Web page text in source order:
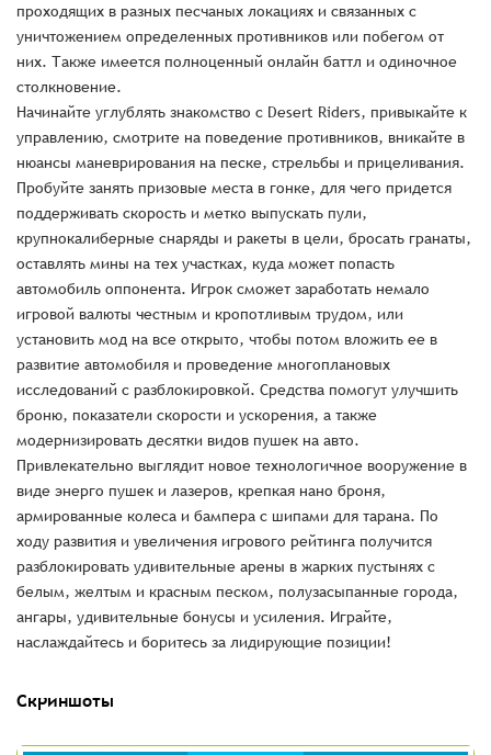
проходящих в разных песчаных локациях и связанных с
уничтожением определенных противников или побегом от
них. Также имеется полноценный онлайн баттл и одиночное
столкновение.
Начинайте углублять знакомство с Desert Riders, привыкайте к
управлению, смотрите на поведение противников, вникайте в
нюансы маневрирования на песке, стрельбы и прицеливания.
Пробуйте занять призовые места в гонке, для чего придется
поддерживать скорость и метко выпускать пули,
крупнокалиберные снаряды и ракеты в цели, бросать гранаты,
оставлять мины на тех участках, куда может попасть
автомобиль оппонента. Игрок сможет заработать немало
игровой валюты честным и кропотливым трудом, или
установить мод на все открыто, чтобы потом вложить ее в
развитие автомобиля и проведение многоплановых
исследований с разблокировкой. Средства помогут улучшить
броню, показатели скорости и ускорения, а также
модернизировать десятки видов пушек на авто.
Привлекательно выглядит новое технологичное вооружение в
виде энерго пушек и лазеров, крепкая нано броня,
армированные колеса и бампера с шипами для тарана. По
ходу развития и увеличения игрового рейтинга получится
разблокировать удивительные арены в жарких пустынях с
белым, желтым и красным песком, полузасыпанные города,
ангары, удивительные бонусы и усиления. Играйте,
наслаждайтесь и боритесь за лидирующие позиции!
Скриншоты